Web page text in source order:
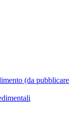
(da pubblicare